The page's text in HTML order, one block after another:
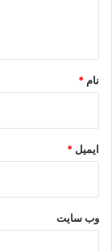
نام *
ایمیل *
وب‌ سایت